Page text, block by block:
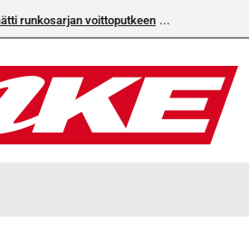
runkosarjan voittoputkeen